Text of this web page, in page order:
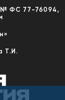
№ ФС 77-76094,
Т.И.